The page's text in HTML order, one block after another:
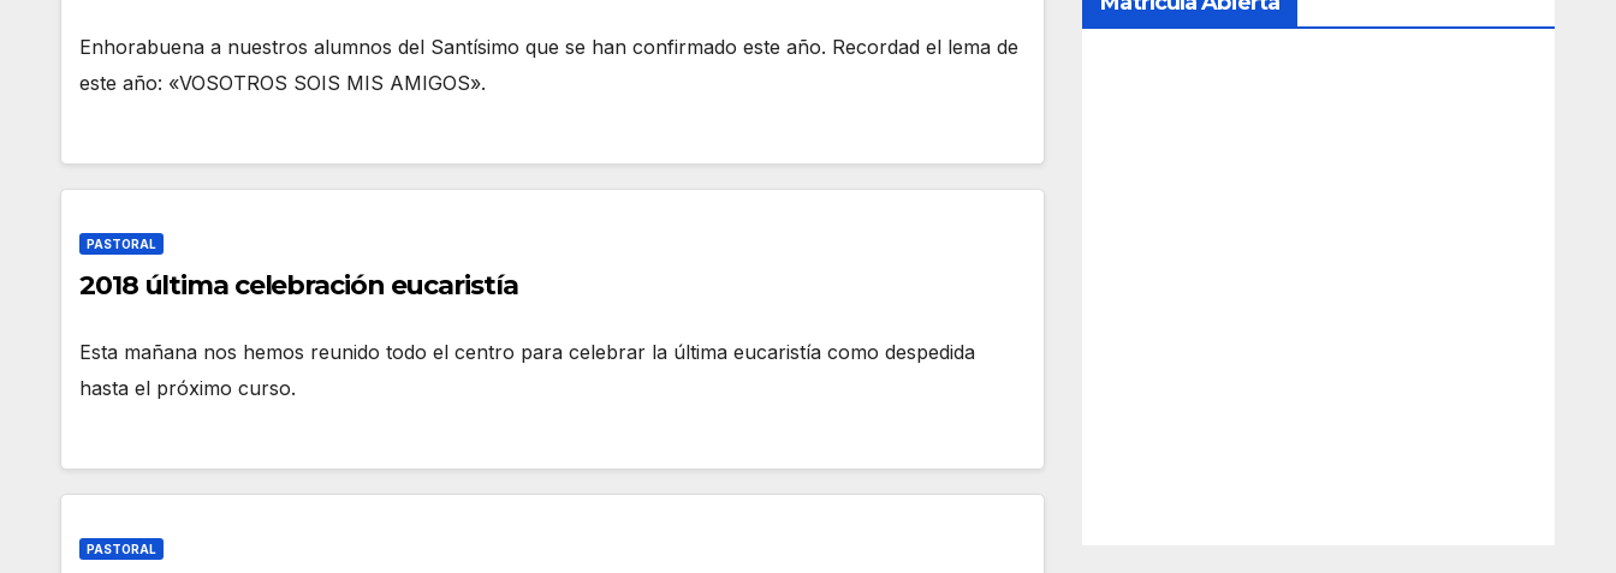
Enhorabuena a nuestros alumnos del Santísimo que se han confirmado este año. Recordad el lema de
este año: «VOSOTROS SOIS MIS AMIGOS».
PASTORAL
2018 última celebración eucaristía
Esta mañana nos hemos reunido todo el centro para celebrar la última eucaristía como despedida
hasta el próximo curso.
PASTORAL